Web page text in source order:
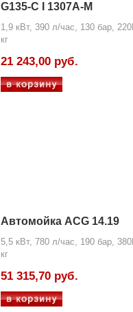
G135-C I 1307A-M
1,9 кВт, 390 л/час, 130 бар,
кг
21 243,00 руб.
Автомойка ACG 14.19
5,5 кВт, 780 л/час, 190 бар,
кг
51 315,70 руб.